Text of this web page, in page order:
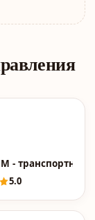
- транспортная
5.0